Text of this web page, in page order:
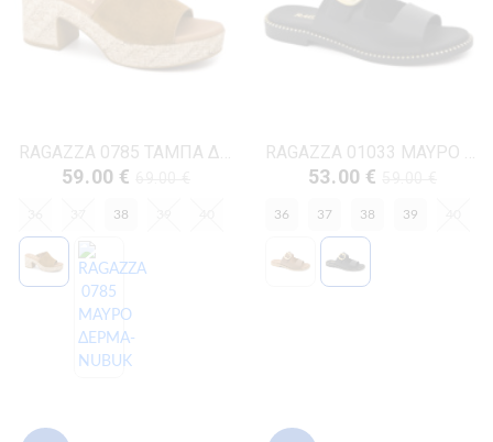
RAGAZZA 0785 ΤΑΜΠΑ ΔΕΡΜΑ-NUBUK
59.00 €
38
RAGAZZA 01033 ΜΑΥΡΟ ΔΕΡΜΑ
53.00 €
36 37 38 39